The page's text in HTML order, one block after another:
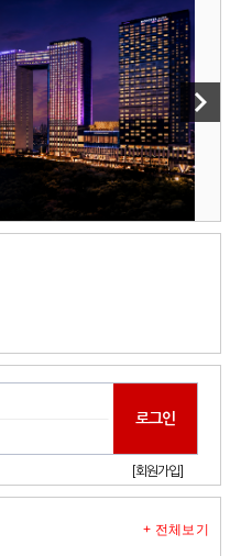
keyboard_arrow_right
[회원가입]
+ 전체보기